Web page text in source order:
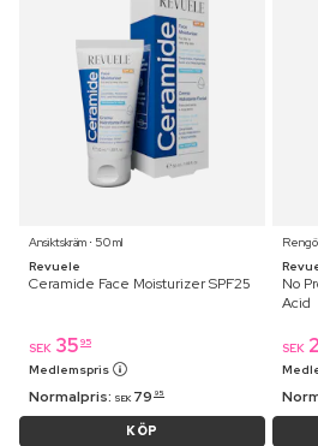
Ansiktskräm ⋅ 50 ml
Revuele
Ceramide Face Moisturizer SPF25
SEK 35 95
Medlemspris
Normalpris: SEK 79 95
KÖP
No
Acid
SEK